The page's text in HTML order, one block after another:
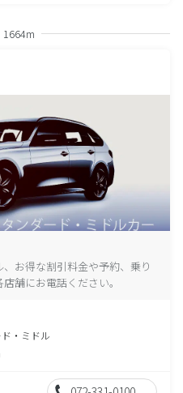
1664m
お得な割引料金や予約、乗り
舗にお電話ください。
・ミドル